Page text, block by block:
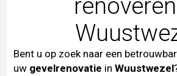
Bent u op zoek naar een
uw gevelrenovatie in Wuustwezel